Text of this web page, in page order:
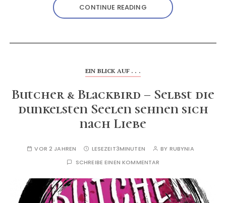
CONTINUE READING
EIN BLICK AUF . . .
Butcher & Blackbird – Selbst die
dunkelsten Seelen sehnen sich
nach Liebe
VOR 2 JAHREN LESEZEIT3MINUTEN BY RUBYNIA
SCHREIBE EINEN KOMMENTAR